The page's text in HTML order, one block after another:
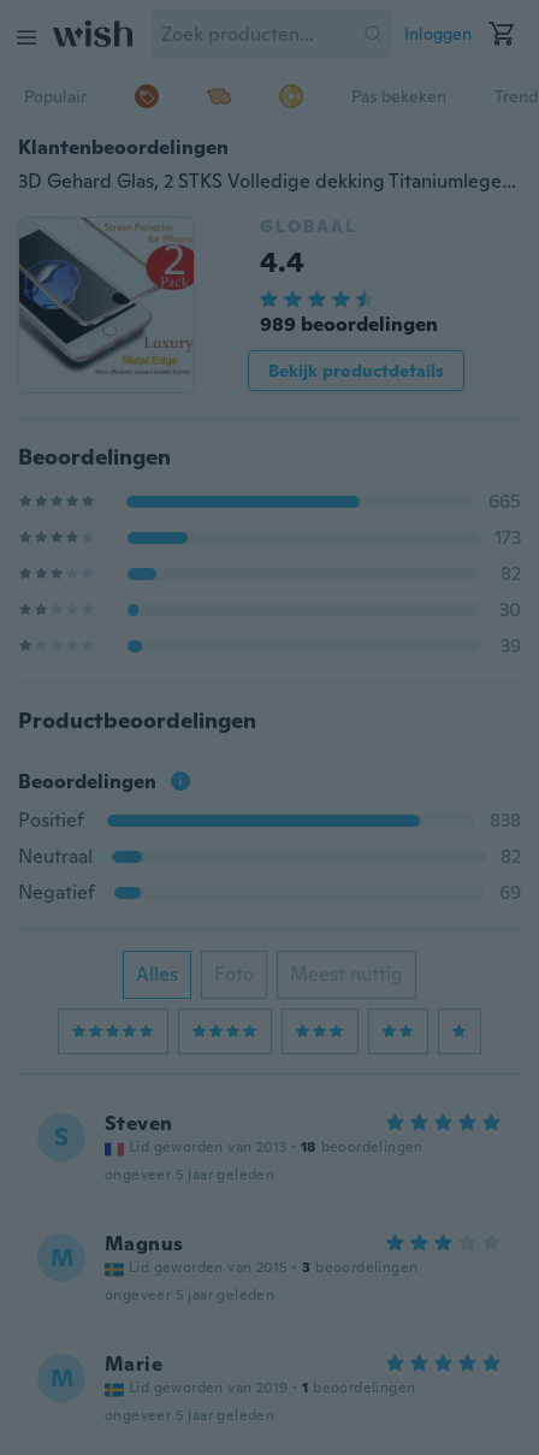
Inloggen
Populair Pas bekeken
Klantenbeoordelingen
3D Gehard Glas, 2 STKS Volledige dekking Titaniumlegering iPhone 6 6s Plus 7 7Plus 8 8Plus X Apple Phone Screenprotector
GLOBAAL
4.4
989 beoordelingen
Bekijk productdetails
Beoordelingen
665
173
82
30
39
Productbeoordelingen
Beoordelingen
Positief
838
Neutraal
82
Negatief
69
Alles Foto Meest nuttig
S Steven
Lid geworden van 2013 · 18 beoordelingen
ongeveer 5 jaar geleden
M Magnus
Lid geworden van 2015 · 3 beoordelingen
ongeveer 5 jaar geleden
M Marie
Lid geworden van 2019 · 1 beoordelingen
ongeveer 5 jaar geleden